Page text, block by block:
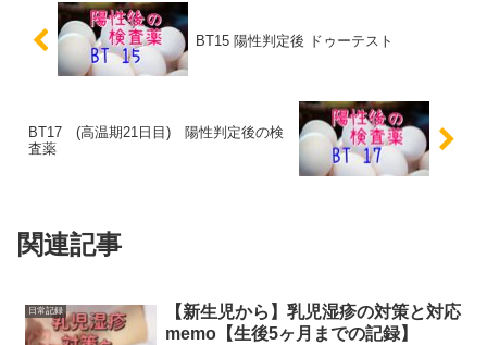
BT15 陽性判定後 ドゥーテスト
BT17 (高温期21日目) 陽性判定後の検
査薬
関連記事
日常記録
【新生児から】乳児湿疹の対策と対応
memo【生後5ヶ月までの記録】